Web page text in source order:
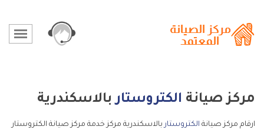
مركز صيانة الكتروستاربالاسكندرية
ارقام مركز صيانة الكتروستار بالاسكندرية مركز خدمة مركز صيانة الكتروستار